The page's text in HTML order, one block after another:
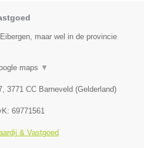
maar wel in de provincie
maps ▼
, 3771 CC Barneveld (Gelderland)
69771561
& Vastgoed